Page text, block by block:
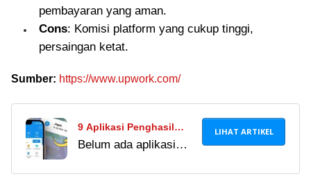
pembayaran yang aman.
Cons: Komisi platform yang cukup tinggi,
persaingan ketat.
Sumber: https://www.upwork.com/
9 Aplikasi Penghasil
Uang Resmi dari
Belum ada aplikasi
LIHAT ARTIKEL